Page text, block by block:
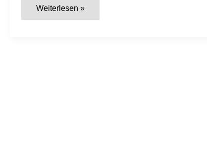
Die
Weiterlesen »